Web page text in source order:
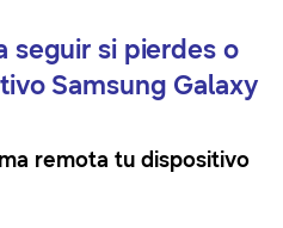
seguir si pierdes o
Samsung Galaxy
remota tu dispositivo